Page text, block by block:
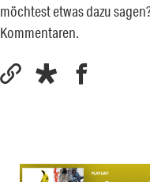
möchtest etwas dazu
Kommentaren.